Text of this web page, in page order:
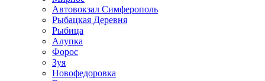
Автовокзал Симферополь
Рыбацкая Деревня
Рыбица
Алупка
Форос
Зуя
Новофедоровка